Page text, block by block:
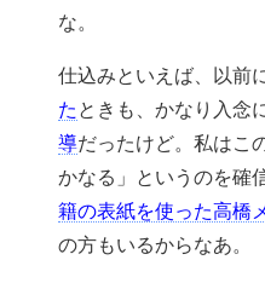
な。
仕込みといえば、以前
た ときも、かなり入念
導だったけど。私はこ
かなる」というのを確
籍の表紙を使った高橋
の方もいるからなあ。